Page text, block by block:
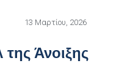
13 Μαρτίου, 2026
της Άνοιξης